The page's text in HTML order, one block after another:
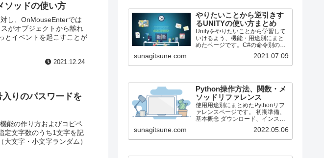
ッドの使い方
し、OnMouseEnterでは
がオブジェクトから離れ
とイベントを起こすことが
2021.12.24
りのパスワードを
能の作り方およびコピペ
定文字数のうち1文字を記
文字・小文字ランダム）
やりたいことから逆引きす
るUNITYの使い方まとめ
Unityをやりたいことから学習して
いけるよう、機能・用途別にまと
めたページです。C#の命令別の逆
引きは現時点で作っていません。
2019の時期に書き始めているの
で、それより前のバージョンにつ
sunagitsune.com 2021.07.09
Python操作方法、関数・メ
ソッドリファレンス
使用用途別にまとめたPythonリフ
ァレンスページです。 初期準備、
基本概念 ダウンロード、インスト
ール、起動 ShellとEditor、保存、
実行 保存したPythonの起動 コメン
ト、docstring、行またぎ コメン
sunagitsune.com 2022.05.06